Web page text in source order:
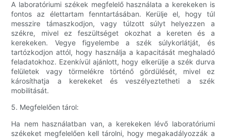
A laboratóriumi székek megfelelő használata a kerekeken is
fontos az élettartam fenntartásában. Kerülje el, hogy túl
messzire támaszkodjon, vagy túlzott súlyt helyezzen a
székre, mivel ez feszültséget okozhat a kereten és a
kerekeken. Vegye figyelembe a szék súlykorlátját, és
tartózkodjon attól, hogy használja a kapacitását meghaladó
feladatokhoz. Ezenkívül ajánlott, hogy elkerülje a szék durva
felületek vagy törmelékre történő gördülését, mivel ez
károsíthatja a kerekeket és veszélyeztetheti a szék
mobilitását.
5. Megfelelően tárol:
Ha nem használatban van, a kerekeken lévő laboratóriumi
székeket megfelelően kell tárolni, hogy megakadályozzák a